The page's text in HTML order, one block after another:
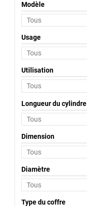
Modèle
Usage
Utilisation
Longueur du cylindre
Dimension
Diamètre
Type du coffre